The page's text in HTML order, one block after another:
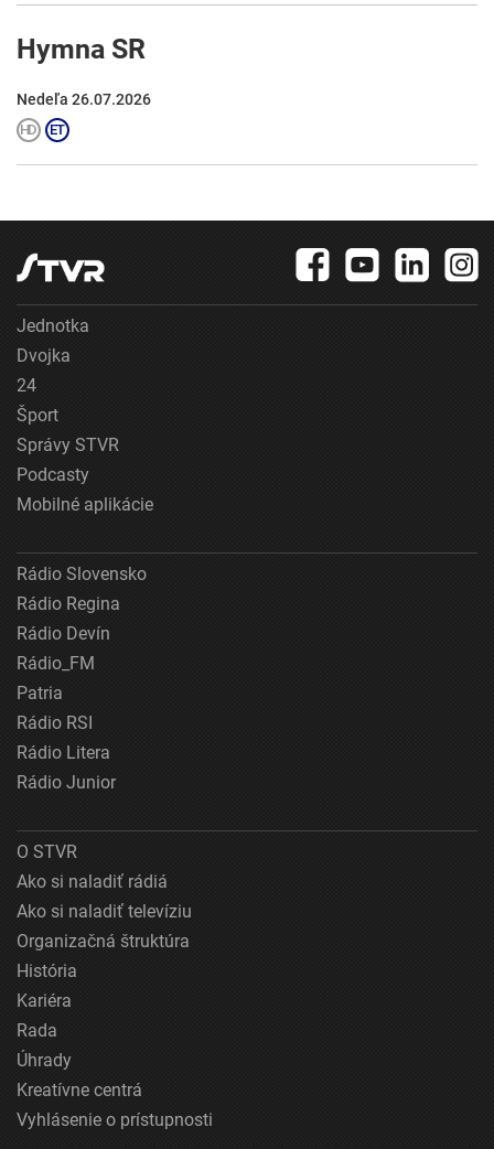
Hymna SR
Nedeľa 26.07.2026
Jednotka
Dvojka
24
Šport
Správy STVR
Podcasty
Mobilné aplikácie
Rádio Slovensko
Rádio Regina
Rádio Devín
Rádio_FM
Patria
Rádio RSI
Rádio Litera
Rádio Junior
O STVR
Ako si naladiť rádiá
Ako si naladiť televíziu
Organizačná štruktúra
História
Kariéra
Rada
Úhrady
Kreatívne centrá
Vyhlásenie o prístupnosti